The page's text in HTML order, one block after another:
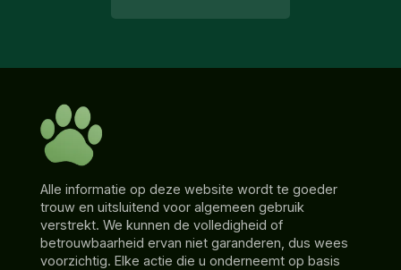
Alle informatie op deze website wordt te goeder
trouw en uitsluitend voor algemeen gebruik
verstrekt. We kunnen de volledigheid of
betrouwbaarheid ervan niet garanderen, dus wees
voorzichtig. Elke actie die u onderneemt op basis